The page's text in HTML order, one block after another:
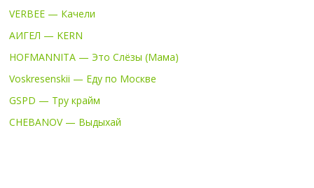
VERBEE — Качели
АИГЕЛ — KERN
HOFMANNITA — Это Слёзы (Мама)
Voskresenskii — Еду по Москве
GSPD — Тру крайм
CHEBANOV — Выдыхай